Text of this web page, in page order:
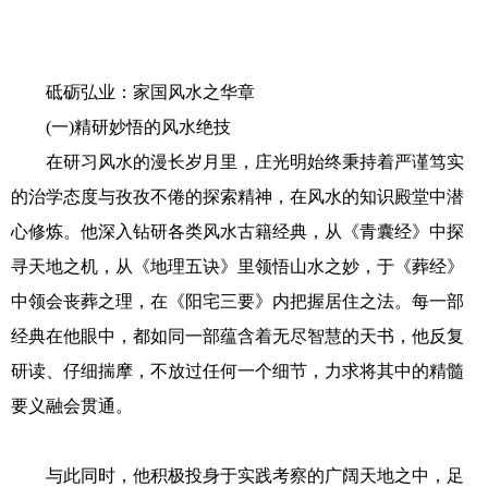
砥砺弘业：家国风水之华章
(一)精研妙悟的风水绝技
在研习风水的漫长岁月里，庄光明始终秉持着严谨笃实
的治学态度与孜孜不倦的探索精神，在风水的知识殿堂中潜
心修炼。他深入钻研各类风水古籍经典，从《青囊经》中探
寻天地之机，从《地理五诀》里领悟山水之妙，于《葬经》
中领会丧葬之理，在《阳宅三要》内把握居住之法。每一部
经典在他眼中，都如同一部蕴含着无尽智慧的天书，他反复
研读、仔细揣摩，不放过任何一个细节，力求将其中的精髓
要义融会贯通。
与此同时，他积极投身于实践考察的广阔天地之中，足